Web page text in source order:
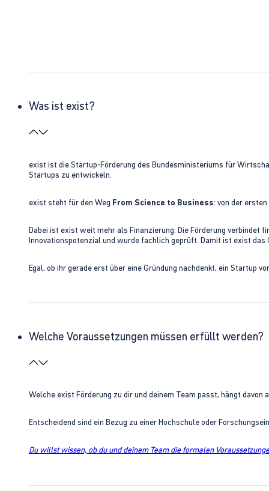
Was ist exist?
exist ist die Startup-Förderung des Bundesministeriums für
Startups zu entwickeln.
exist steht für den Weg From Science to Business: von der
Dabei ist exist weit mehr als Finanzierung. Die Förderung verbindet
Innovationspotenzial und wurde fachlich geprüft. Damit ist exist
Egal, ob ihr gerade erst über eine Gründung nachdenkt, ein Startup
Welche Voraussetzungen müssen erfüllt werden?
Welche exist Förderung zu dir und deinem Team passt, hängt
Entscheidend sind ein Bezug zu einer Hochschule oder
Du willst wissen, ob du und deinem Team die formalen